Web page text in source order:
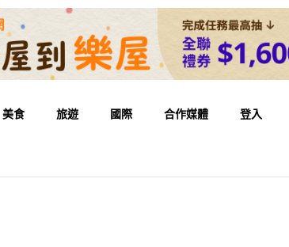
美食 旅遊 國際 合作媒體 登入